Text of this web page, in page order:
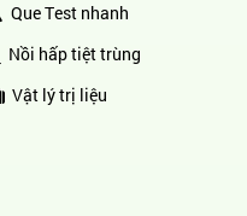
Que Test nhanh
Nồi hấp tiệt trùng
Vật lý trị liệu